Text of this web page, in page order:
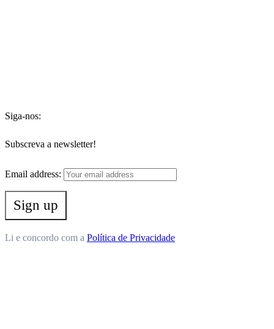
Siga-nos:
Subscreva a newsletter!
Email address:
Li e concordo com a Política de Privacidade